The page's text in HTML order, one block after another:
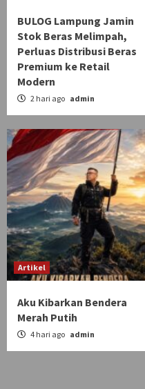
BULOG Lampung Jamin
Stok Beras Melimpah,
Perluas Distribusi Beras
Premium ke Retail
Modern
2 hari ago admin
Artikel
Aku Kibarkan Bendera
Merah Putih
4 hari ago admin